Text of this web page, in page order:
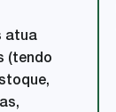
atua
(tendo